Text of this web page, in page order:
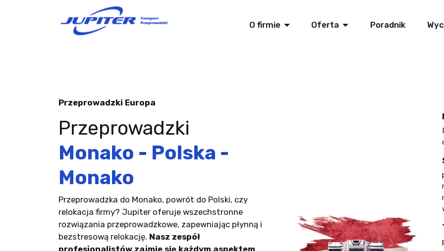
O firmie Oferta Poradnik
Przeprowadzki Europa
Przeprowadzki
Monako - Polska -
Monako
Przeprowadzka do Monako, powrót do Polski, czy
relokacja firmy? Jupiter oferuje wszechstronne
rozwiązania przeprowadzkowe, zapewniając płynną i
bezstresową relokację. Nasz zespół
profesjonalistów zajmie się każdym aspektem